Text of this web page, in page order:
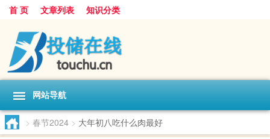
首 页 文章列表 知识分类
网站导航
> 春节2024 > 大年初八吃什么肉最好